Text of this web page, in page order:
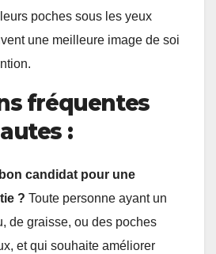
poches sous les yeux
une meilleure image de soi
fréquentes
:
candidat pour une
? Toute personne ayant un
de graisse, ou des poches
et qui souhaite améliorer